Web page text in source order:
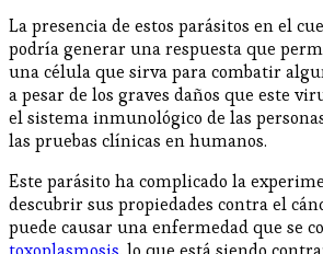
La presencia de estos parásitos en el
podría generar una respuesta que
una célula que sirva para combatir
a pesar de los graves daños que este
el sistema inmunológico de las
las pruebas clínicas en humanos.
Este parásito ha complicado la
descubrir sus propiedades contra el
puede causar una enfermedad que se